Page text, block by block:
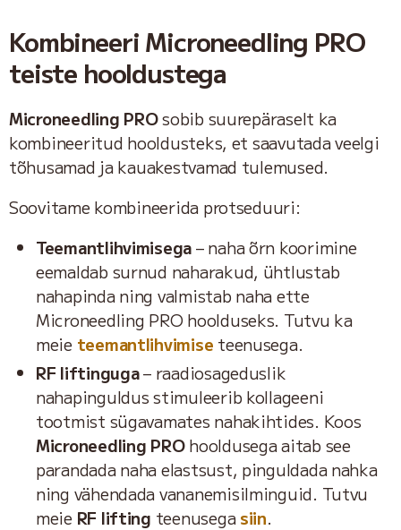
Kombineeri Microneedling PRO
teiste hooldustega
Microneedling PROsobib suurepäraselt ka
kombineeritud hooldusteks, et saavutada veelgi
tõhusamad ja kauakestvamad tulemused.
Soovitame kombineerida protseduuri:
Teemantlihvimisega– naha õrn koorimine
eemaldab surnud naharakud, ühtlustab
nahapinda ning valmistab naha ette
Microneedling PRO hoolduseks. Tutvu ka
meie teemantlihvimise teenusega.
RF liftinguga– raadiosageduslik
nahapinguldus stimuleerib kollageeni
tootmist sügavamates nahakihtides. Koos
Microneedling PROhooldusega aitab see
parandada naha elastsust, pinguldada nahka
ning vähendada vananemisilminguid. Tutvu
meie RF lifting teenusegasiin.